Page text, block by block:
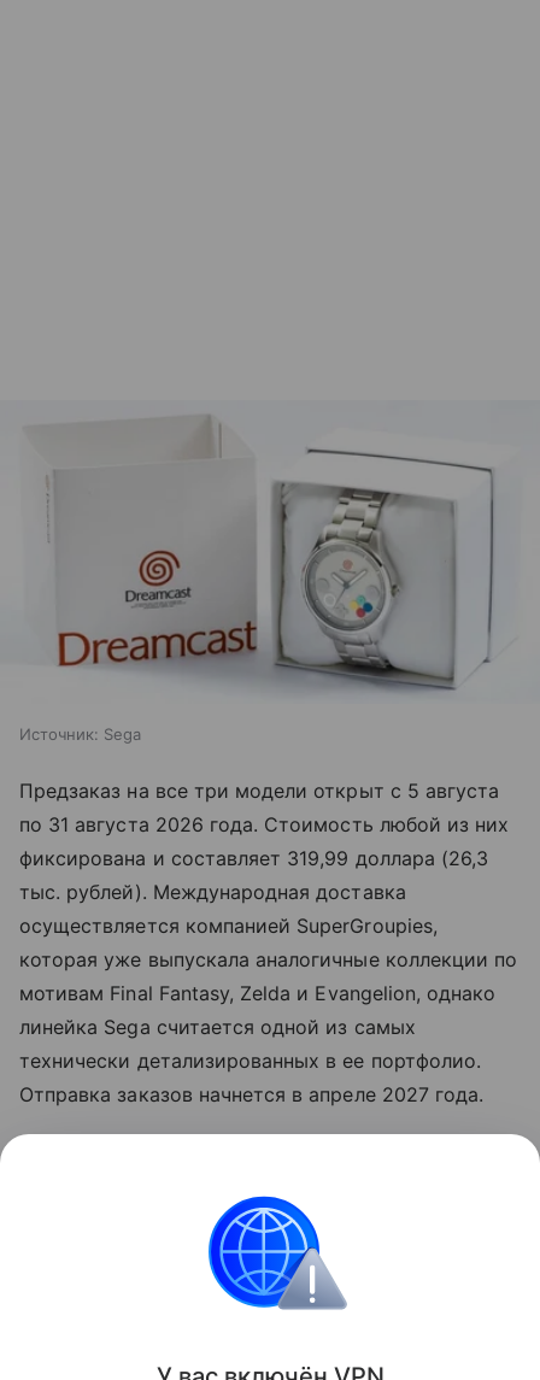
Источник: Sega
Предзаказ на все три модели открыт с 5 августа
по 31 августа 2026 года. Стоимость любой из них
фиксирована и составляет 319,99 доллара (26,3
тыс. рублей). Международная доставка
осуществляется компанией SuperGroupies,
которая уже выпускала аналогичные коллекции по
мотивам Final Fantasy, Zelda и Evangelion, однако
линейка Sega считается одной из самых
технически детализированных в ее портфолио.
Отправка заказов начнется в апреле 2027 года.
клавиатур
Поделиться